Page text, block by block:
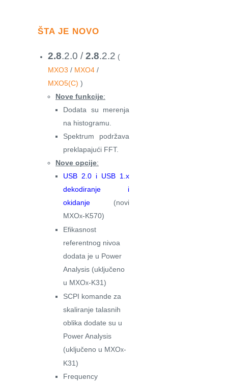
ŠTA JE NOVO
2.8.2.0 / 2.8.2.2 (
MXO3 / MXO4 /
MXO5(C) )
Nove funkcije:
Dodata su merenja
na histogramu.
Spektrum podržava
preklapajući FFT.
Nove opcije:
USB 2.0 i USB 1.x
dekodiranje i
okidanje (novi
MXOx-K570)
Efikasnost
referentnog nivoa
dodata je u Power
Analysis (uključeno
u MXOx-K31)
SCPI komande za
skaliranje talasnih
oblika dodate su u
Power Analysis
(uključeno u MXOx-
K31)
Frequency